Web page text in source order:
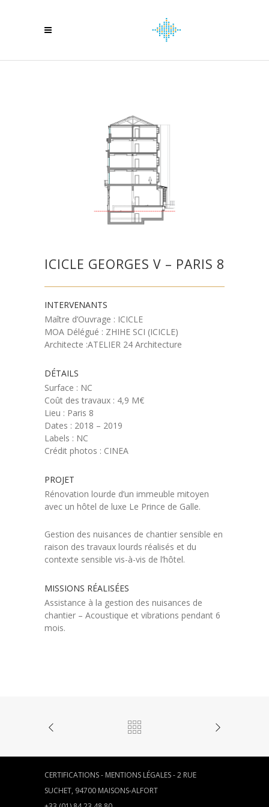
ICICLE GEORGES V – PARIS 8
INTERVENANTS
Maître d’Ouvrage : ICICLE
MOA Délégué : ZHIHE SCI (ICICLE)
Architecte :ATELIER 24 Architecture
DÉTAILS
Surface : NC
Coût des travaux : 4,9 M€
Lieu : Paris 8
Dates : 2018 – 2019
Labels : NC
Crédit photos : CINEA
PROJET
Rénovation lourde d’un immeuble mitoyen
avec un hôtel de luxe Le Prince de Galle.
Gestion des nuisances de chantier sensible en
raison des travaux lourds réalisés et du
contexte sensible vis-à-vis de l’hôtel.
MISSIONS RÉALISÉES
Assistance à la gestion des nuisances de
chantier – Acoustique et vibrations pendant 6
mois.
CERTIFICATIONS- MENTIONS LÉGALES- 2 RUE
SUCHET, 94700 MAISONS-ALFORT